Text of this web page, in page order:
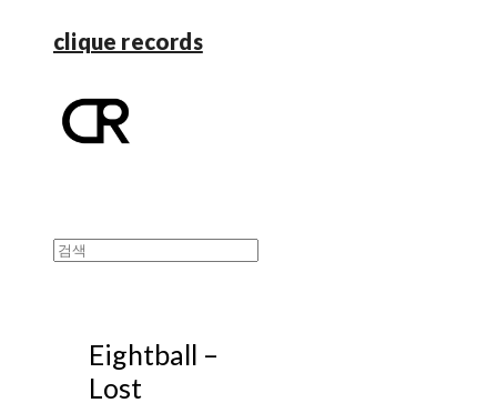
clique records
Eightball –
Lost